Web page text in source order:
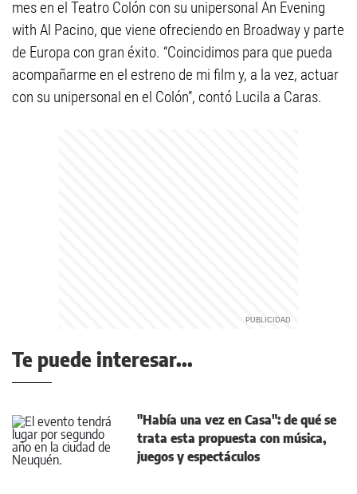
mes en el Teatro Colón con su unipersonal An Evening
with Al Pacino, que viene ofreciendo en Broadway y parte
de Europa con gran éxito. “Coincidimos para que pueda
acompañarme en el estreno de mi film y, a la vez, actuar
con su unipersonal en el Colón”, contó Lucila a Caras.
Te puede interesar...
"Había una vez en Casa": de qué se
trata esta propuesta con música,
juegos y espectáculos